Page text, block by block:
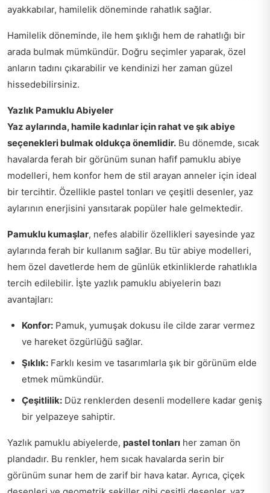
ayakkabılar, hamilelik döneminde rahatlık sağlar.
Hamilelik döneminde, ile hem şıklığı hem de rahatlığı bir
arada bulmak mümkündür. Doğru seçimler yaparak, özel
anların tadını çıkarabilir ve kendinizi her zaman güzel
hissedebilirsiniz.
Yazlık Pamuklu Abiyeler
Yaz aylarında, hamile kadınlar için rahat ve şık abiye
seçenekleri bulmak oldukça önemlidir. Bu dönemde, sıcak
havalarda ferah bir görünüm sunan hafif pamuklu abiye
modelleri, hem konfor hem de stil arayan anneler için ideal
bir tercihtir. Özellikle pastel tonları ve çeşitli desenler, yaz
aylarının enerjisini yansıtarak popüler hale gelmektedir.
Pamuklu kumaşlar, nefes alabilir özellikleri sayesinde yaz
aylarında ferah bir kullanım sağlar. Bu tür abiye modelleri,
hem özel davetlerde hem de günlük etkinliklerde rahatlıkla
tercih edilebilir. İşte yazlık pamuklu abiyelerin bazı
avantajları:
Konfor: Pamuk, yumuşak dokusu ile cilde zarar vermez
ve hareket özgürlüğü sağlar.
Şıklık: Farklı kesim ve tasarımlarla şık bir görünüm elde
etmek mümkündür.
Çeşitlilik: Düz renklerden desenli modellere kadar geniş
bir yelpazeye sahiptir.
Yazlık pamuklu abiyelerde, pastel tonları her zaman ön
plandadır. Bu renkler, hem sıcak havalarda serin bir
görünüm sunar hem de zarif bir hava katar. Ayrıca, çiçek